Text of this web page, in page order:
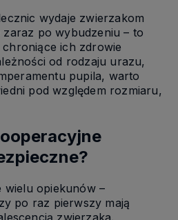
wydaje zwierzakom
zaraz po wybudzeniu – to
ich zdrowie
od rodzaju urazu,
pupila, warto
pod względem rozmiaru,
wielu opiekunów –
po raz pierwszy mają
zwierzaka.